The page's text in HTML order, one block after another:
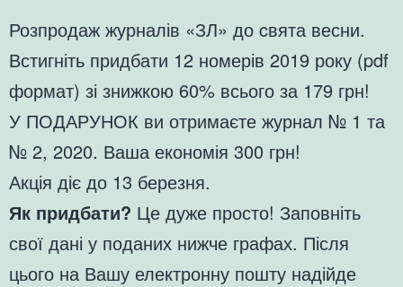
Розпродаж журналів «ЗЛ» до cвята весни.
Встигніть придбати 12 номерів 2019 року (pdf
формат) зі знижкою 60% всього за 179 грн!
У ПОДАРУНОК ви отримаєте журнал № 1 та
№ 2, 2020. Ваша економія 300 грн!
Акція діє до 13 березня.
Як придбати? Це дуже просто! Заповніть
свої дані у поданих нижче графах. Після
цього на Вашу електронну пошту надійде